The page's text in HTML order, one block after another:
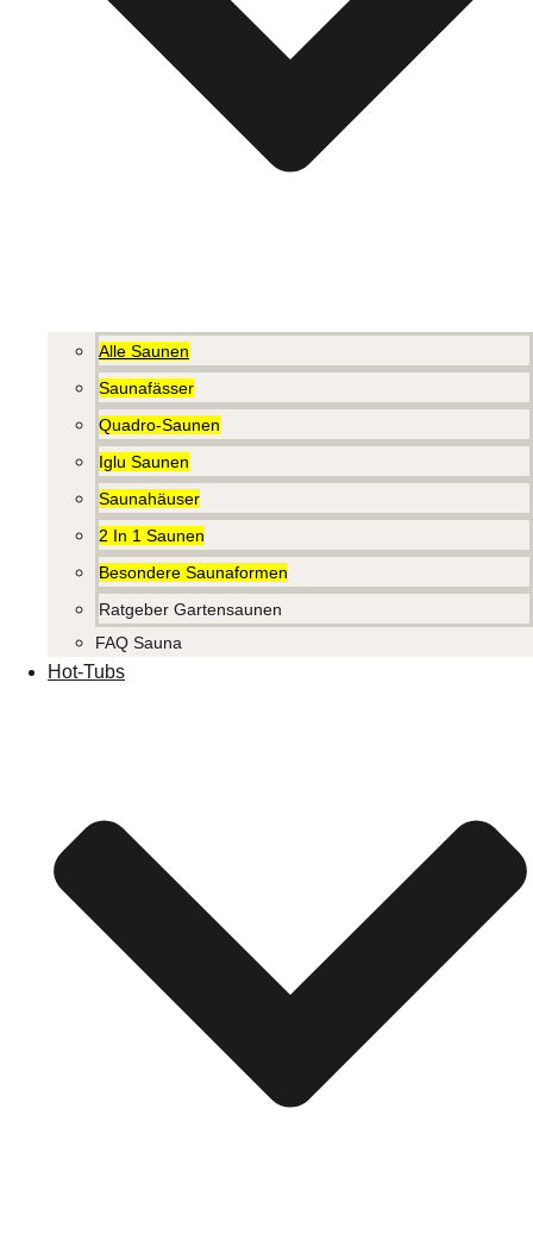
Alle Saunen
Saunafässer
Quadro-Saunen
Iglu Saunen
Saunahäuser
2 In 1 Saunen
Besondere Saunaformen
Ratgeber Gartensaunen
FAQ Sauna
Hot-Tubs